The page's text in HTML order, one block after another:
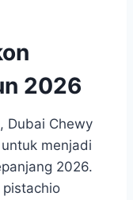
2026
Dubai Chewy
menjadi
2026.